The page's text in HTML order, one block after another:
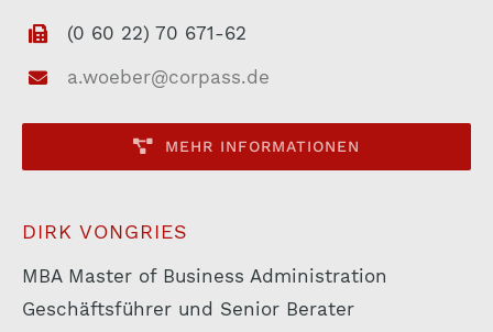
(0 60 22) 70 671-62
a.woeber@corpass.de
MEHR INFORMATIONEN
DIRK VONGRIES
MBA Master of Business Administration
Geschäftsführer und Senior Berater